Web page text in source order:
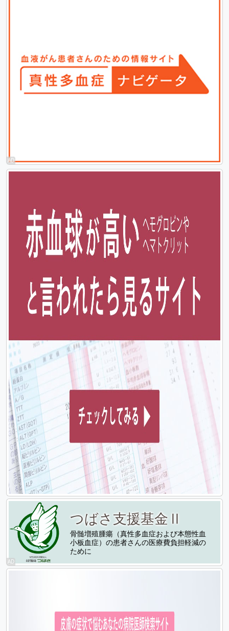
つばさ支援基金Ⅱ
骨髄増殖腫瘍（真性多血症および本態性血
小板血症）の患者さんの医療費負担軽減の
ために